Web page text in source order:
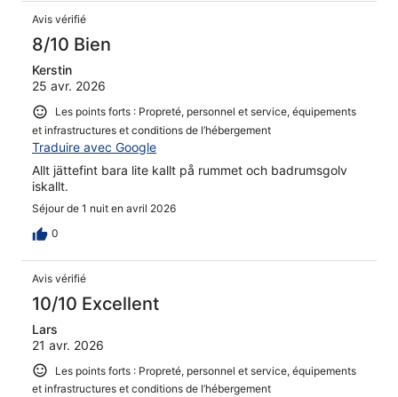
Avis vérifié
8/10 Bien
Kerstin
25 avr. 2026
Les points forts : Propreté, personnel et service, équipements
et infrastructures et conditions de l’hébergement
Traduire avec Google
Allt jättefint bara lite kallt på rummet och badrumsgolv
iskallt.
Séjour de 1 nuit en avril 2026
0
Avis vérifié
10/10 Excellent
Lars
21 avr. 2026
Les points forts : Propreté, personnel et service, équipements
et infrastructures et conditions de l’hébergement